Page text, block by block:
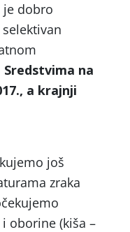
dobro
Sredstvima na
a krajnji
još
zraka
oborine (kiša –